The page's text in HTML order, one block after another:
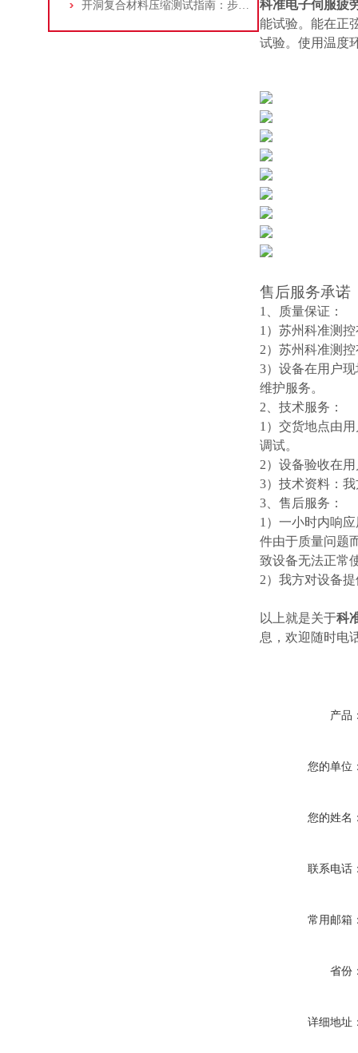
开洞复合材料压缩测试指南：步骤与设备应用详解
科准电子伺服疲
能试验。能在正
试验。使用温度
售后服务承诺
1、质量保证：
1）苏州科准测
2）苏州科准测
3）设备在用户
维护服务。
2、技术服务：
1）交货地点由
调试。
2）设备验收在
3）技术资料：
3、售后服务：
1）一小时内响
件由于质量问题
致设备无法正常
2）我方对设备
以上就是关于科
息，欢迎随时电
产品
您的单位
您的姓名
联系电话
常用邮箱
省份
详细地址